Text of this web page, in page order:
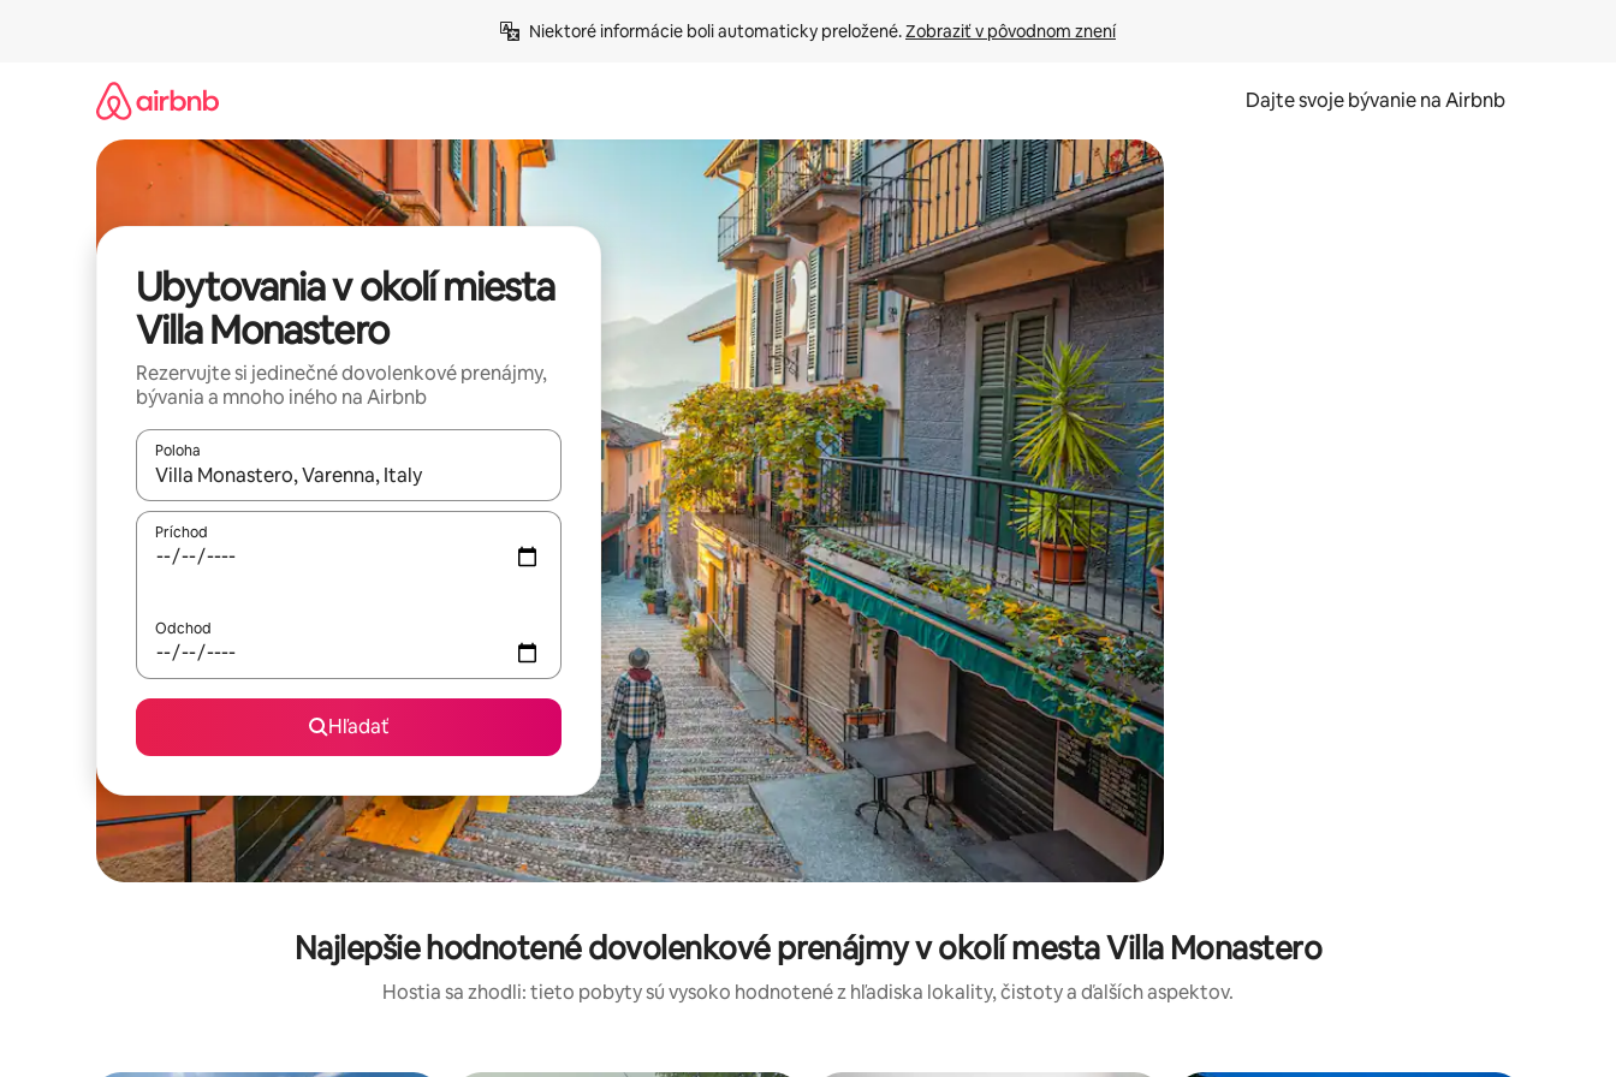
Niektoré informácie boli automaticky preložené. Zobraziť v pôvodnom znení
Dajte svoje bývanie na Airbnb
Ubytovania v okolí miesta
Villa Monastero
Rezervujte si jedinečné dovolenkové prenájmy,
bývania a mnoho iného na Airbnb
Poloha
Keď budú výsledky k dispozícii, môžete si ich prechádzať pomocou klávesov so šípkami nahor a nadol alebo ich preskúmať pomocou dotykových gest či potiahnutia prstom.
Príchod
Odchod
Hľadať
Najlepšie hodnotené dovolenkové prenájmy v okolí mesta Villa Monastero
Hostia sa zhodli: tieto pobyty sú vysoko hodnotené z hľadiska lokality, čistoty a ďalších aspektov.